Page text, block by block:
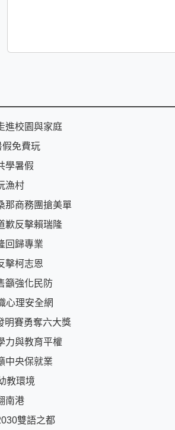
進校園與家庭
免費玩
學暑假
漁村
那商務團搶美單
歉反擊賴瑞隆
回歸專業
擊柯志恩
籲強化民防
心理安全網
明賽勇奪六大獎
力與教育平權
中央保就業
教環境
南港
雙語之都